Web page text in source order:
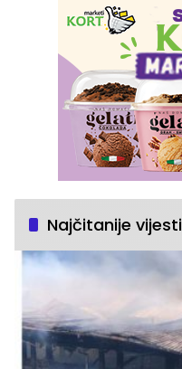
Najčitanije vijesti